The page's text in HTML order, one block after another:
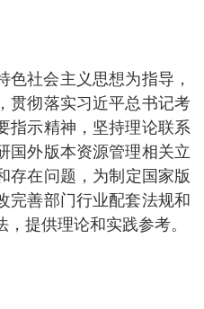
社会主义思想为指导，
贯彻落实习近平总书记考
指示精神 ， 坚持理论联系
国外版本资源管理相关立
存在问题， 为制定国家版
完善部门行业配套法规和
， 提供理论和实践参考。